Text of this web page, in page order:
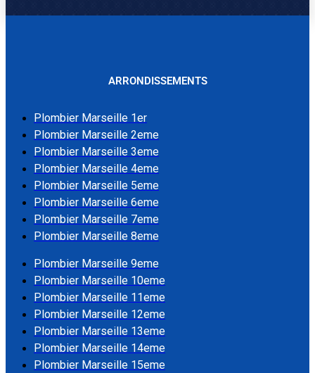
ARRONDISSEMENTS
Plombier Marseille 1er
Plombier Marseille 2eme
Plombier Marseille 3eme
Plombier Marseille 4eme
Plombier Marseille 5eme
Plombier Marseille 6eme
Plombier Marseille 7eme
Plombier Marseille 8eme
Plombier Marseille 9eme
Plombier Marseille 10eme
Plombier Marseille 11eme
Plombier Marseille 12eme
Plombier Marseille 13eme
Plombier Marseille 14eme
Plombier Marseille 15eme